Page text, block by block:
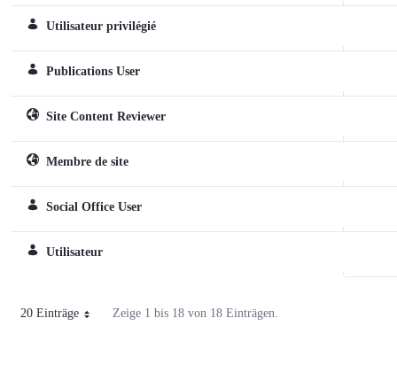
Reguläre Rolle
Utilisateur privilégié
Reguläre Rolle
Publications User
Sitespezifische Rolle
Site Content Reviewer
Sitespezifische Rolle
Membre de site
Reguläre Rolle
Social Office User
Reguläre Rolle
Utilisateur
20 Einträge
Pro Seite Zeige 1 bis 18 von 18 Einträgen.